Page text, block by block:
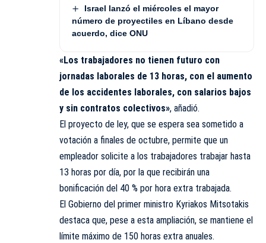
Israel lanzó el miércoles el mayor
número de proyectiles en Líbano desde
acuerdo, dice ONU
«Los trabajadores no tienen futuro con
jornadas laborales de 13 horas, con el aumento
de los accidentes laborales, con salarios bajos
y sin contratos colectivos», añadió.
El proyecto de ley, que se espera sea sometido a
votación a finales de octubre, permite que un
empleador solicite a los trabajadores trabajar hasta
13 horas por día, por la que recibirán una
bonificación del 40 % por hora extra trabajada.
El Gobierno del primer ministro Kyriakos Mitsotakis
destaca que, pese a esta ampliación, se mantiene el
límite máximo de 150 horas extra anuales.